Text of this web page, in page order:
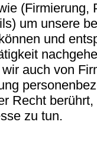
(Firmierung,
um unsere
und
auch von
Recht
zu tun.